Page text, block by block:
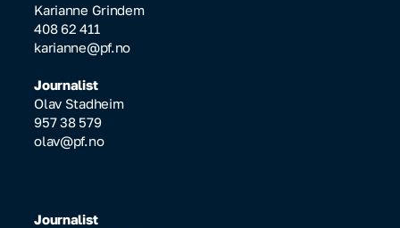
Karianne Grindem
408 62 411
karianne@pf.no
Journalist
Olav Stadheim
957 38 579
olav@pf.no
Journalist